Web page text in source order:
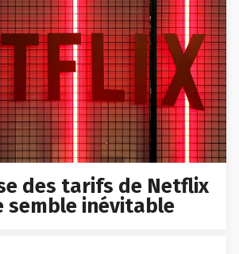
des tarifs de Netflix
semble inévitable